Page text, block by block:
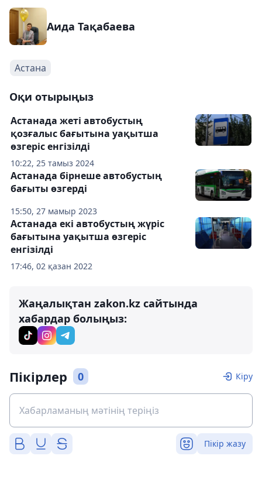
Аида Тақабаева
Астана
Оқи отырыңыз
10:22, 25 тамыз 2024
Астанада жеті автобустың
қозғалыс бағытына уақытша
өзгеріс енгізілді
15:50, 27 мамыр 2023
Астанада бірнеше автобустың
бағыты өзгерді
17:46, 02 қазан 2022
Астанада екі автобустың жүріс
бағытына уақытша өзгеріс
енгізілді
Жаңалықтан zakon.kz сайтында
хабардар болыңыз:
Пікірлер 0 Кіру
Пікір жазу